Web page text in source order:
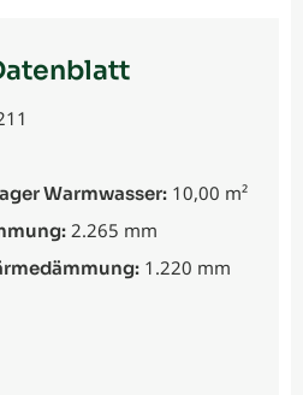
Warmwasser: 10,00 m²
2.265 mm
1.220 mm